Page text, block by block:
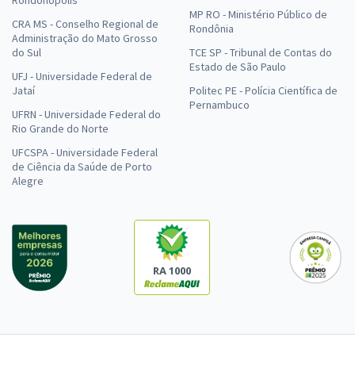
CRA MS - Conselho Regional de
Administração do Mato Grosso
do Sul
UFJ - Universidade Federal de
Jataí
UFRN - Universidade Federal do
Rio Grande do Norte
UFCSPA - Universidade Federal
de Ciência da Saúde de Porto
Alegre
MP RO - Ministério Público de
Rondônia
TCE SP - Tribunal de Contas do
Estado de São Paulo
Politec PE - Polícia Científica de
Pernambuco
RA 1000